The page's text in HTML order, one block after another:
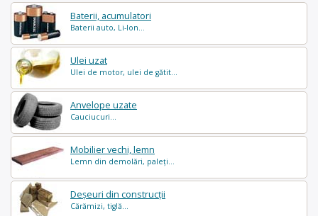
Baterii, acumulatori
Baterii auto, Li-Ion...
Ulei uzat
Ulei de motor, ulei de gătit...
Anvelope uzate
Cauciucuri...
Mobilier vechi, lemn
Lemn din demolări, paleți...
Deșeuri din construcții
Cărămizi, tiglă...